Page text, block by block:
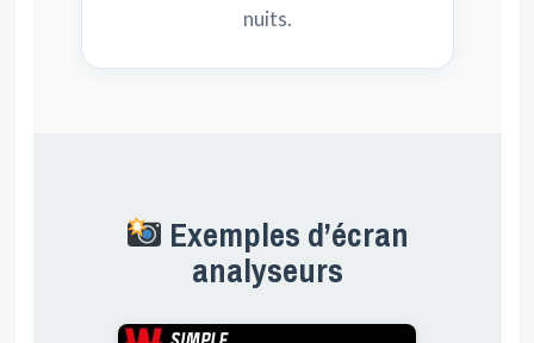
nuits.
Exemples d’écran
analyseurs